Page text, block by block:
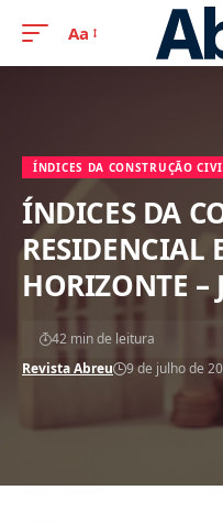
Aa
ÍNDICES DA CONSTRUÇÃO
ÍNDICES DA
RESIDENCIAL
HORIZONTE –
Revista Abreu 9 de julho de
42 min de leitura